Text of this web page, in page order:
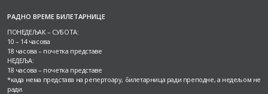
РАДНО ВРЕМЕ БИЛЕТАРНИЦЕ
ПОНЕДЕЉАК – СУБОТА:
10 – 14 часова
18 часова – почетка представе
НЕДЕЉА:
18 часова – почетка представе
*када нема представа на репертоару, билетарница ради преподне, а недељом не
ради.